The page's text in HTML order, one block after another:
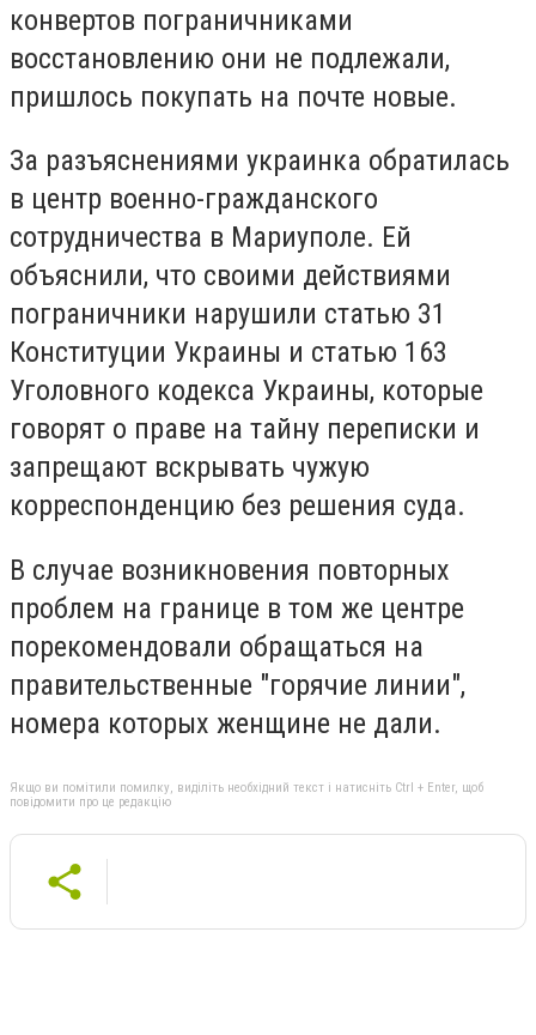
конвертов пограничниками
восстановлению они не подлежали,
пришлось покупать на почте новые.
За разъяснениями украинка обратилась
в центр военно-гражданского
сотрудничества в Мариуполе. Ей
объяснили, что своими действиями
пограничники нарушили статью 31
Конституции Украины и статью 163
Уголовного кодекса Украины, которые
говорят о праве на тайну переписки и
запрещают вскрывать чужую
корреспонденцию без решения суда.
В случае возникновения повторных
проблем на границе в том же центре
порекомендовали обращаться на
правительственные "горячие линии",
номера которых женщине не дали.
Якщо ви помітили помилку, виділіть необхідний текст і натисніть Ctrl + Enter, щоб
повідомити про це редакцію